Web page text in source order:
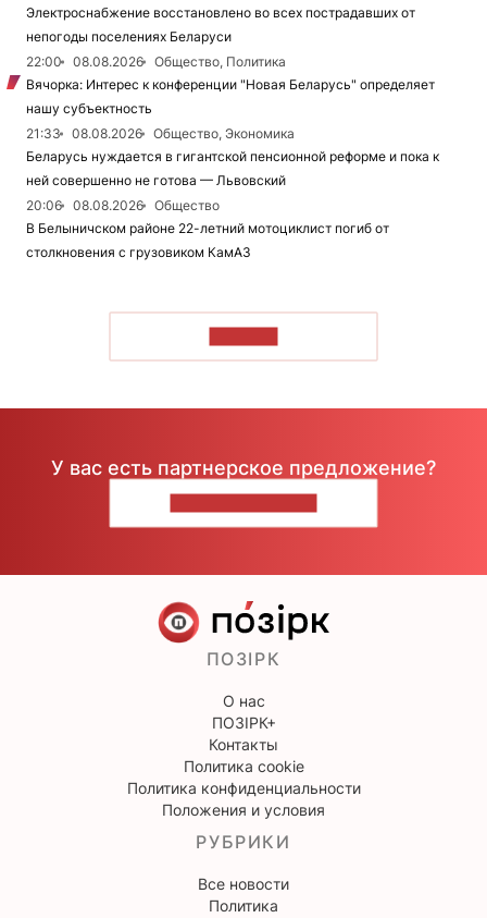
Электроснабжение восстановлено во всех пострадавших от
непогоды поселениях Беларуси
22:00
08.08.2026
Общество, Политика
Вячорка: Интерес к конференции "Новая Беларусь" определяет
нашу субъектность
21:33
08.08.2026
Общество, Экономика
Беларусь нуждается в гигантской пенсионной реформе и пока к
ней совершенно не готова — Львовский
20:06
08.08.2026
Общество
В Белыничском районе 22-летний мотоциклист погиб от
столкновения с грузовиком КамАЗ
У вас есть партнерское предложение?
ПОЗІРК
О нас
ПОЗІРК+
Контакты
Политика cookie
Политика конфиденциальности
Положения и условия
РУБРИКИ
Все новости
Политика